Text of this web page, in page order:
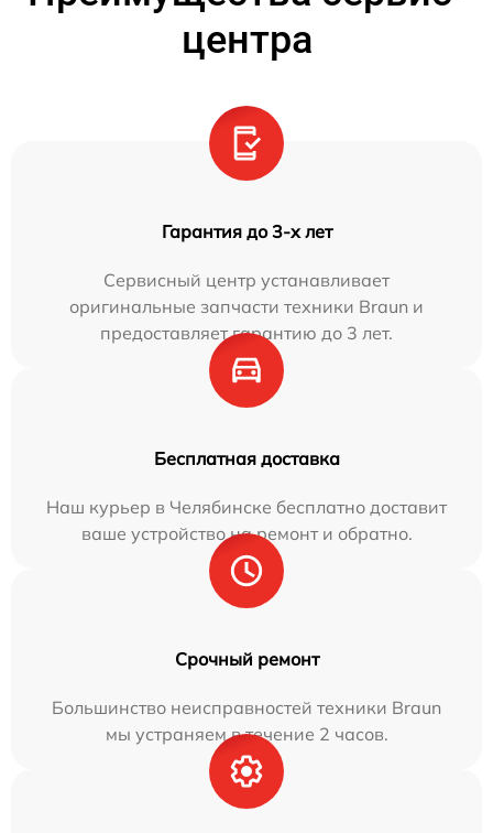
центра
Гарантия до 3-х лет
Сервисный центр устанавливает
оригинальные запчасти техники Braun и
предоставляет гарантию до 3 лет.
Бесплатная доставка
Наш курьер в Челябинске бесплатно доставит
ваше устройство на ремонт и обратно.
Срочный ремонт
Большинство неисправностей техники Braun
мы устраняем в течение 2 часов.